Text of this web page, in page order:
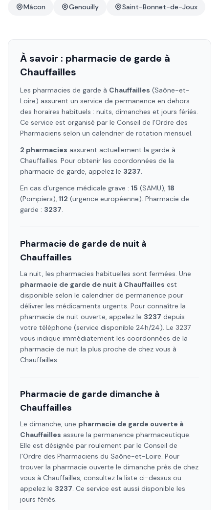
Mâcon Genouilly Saint-Bonnet-de-Joux
À savoir : pharmacie de garde à
Chauffailles
Les pharmacies de garde à Chauffailles (Saône-et-
Loire) assurent un service de permanence en dehors
des horaires habituels : nuits, dimanches et jours fériés.
Ce service est organisé par le Conseil de l'Ordre des
Pharmaciens selon un calendrier de rotation mensuel.
2 pharmacies assurent actuellement la garde à
Chauffailles. Pour obtenir les coordonnées de la
pharmacie de garde, appelez le 3237.
En cas d'urgence médicale grave : 15 (SAMU), 18
(Pompiers), 112 (urgence européenne). Pharmacie de
garde : 3237.
Pharmacie de garde de nuit à
Chauffailles
La nuit, les pharmacies habituelles sont fermées. Une
pharmacie de garde de nuit à Chauffailles est
disponible selon le calendrier de permanence pour
délivrer les médicaments urgents. Pour connaître la
pharmacie de nuit ouverte, appelez le 3237 depuis
votre téléphone (service disponible 24h/24). Le 3237
vous indique immédiatement les coordonnées de la
pharmacie de nuit la plus proche de chez vous à
Chauffailles.
Pharmacie de garde dimanche à
Chauffailles
Le dimanche, une pharmacie de garde ouverte à
Chauffailles assure la permanence pharmaceutique.
Elle est désignée par roulement par le Conseil de
l'Ordre des Pharmaciens du Saône-et-Loire. Pour
trouver la pharmacie ouverte le dimanche près de chez
vous à Chauffailles, consultez la liste ci-dessus ou
appelez le 3237. Ce service est aussi disponible les
jours fériés.